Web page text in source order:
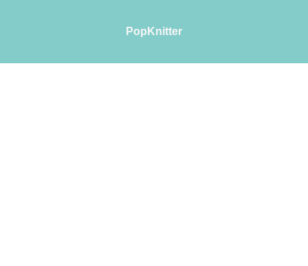
PopKnitter